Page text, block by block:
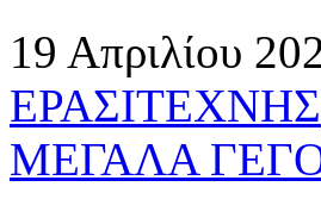
19 Απριλίου
ΕΡΑΣΙΤΕΧΝΗΣ
ΜΕΓΑΛΑ